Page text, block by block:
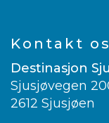
Kontakt
Destinasjon
Sjusjøvegen
2612 Sjusjøen